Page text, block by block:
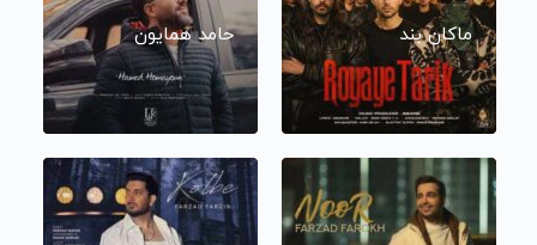
ماکان بند حامد همایون